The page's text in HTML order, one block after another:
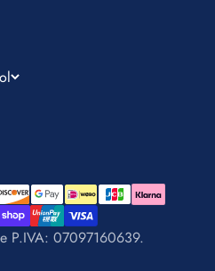
P.IVA: 07097160639.